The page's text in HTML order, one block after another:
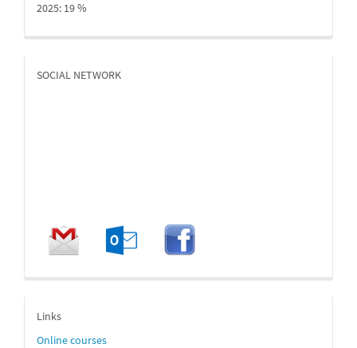
2025: 19 %
SOCIAL NETWORK
enlaces
Links
Onlinecourses